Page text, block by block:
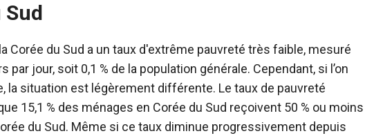
Sud
Corée du Sud a un taux d'extrême pauvreté très faible, mesuré
jour, soit 0,1 % de la population générale. Cependant, si l’on
la situation est légèrement différente. Le taux de pauvreté
15,1 % des ménages en Corée du Sud reçoivent 50 % ou moins
du Sud. Même si ce taux diminue progressivement depuis